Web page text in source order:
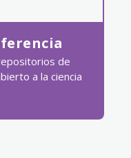
de
a la ciencia